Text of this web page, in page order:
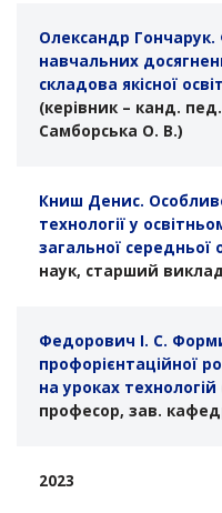
Олександр
навчальних
складова якісної
(керівник – канд.
Самборська О. В.)
Книш Денис.
технології у
загальної середньої
наук, старший
Федорович І. С.
профорієнтаційної
на уроках технологій
професор, зав.
2023